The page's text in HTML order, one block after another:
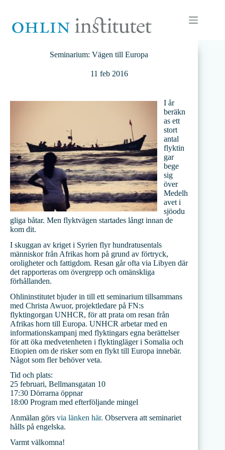
innehåll
Seminarium: Vägen till Europa
11 feb 2016
I år
beräkn
as ett
stort
antal
flyktin
gar
bege
sig
över
Medelh
avet i
sjöodu
gliga båtar. Men flyktvägen startades långt innan de
kom dit.
I skuggan av kriget i Syrien flyr hundratusentals
människor från Afrikas horn på grund av förtryck,
oroligheter och fattigdom. Resan går ofta via Libyen där
det rapporteras om övergrepp och omänskliga
förhållanden.
Ohlininstitutet bjuder in till ett seminarium tillsammans
med Christa Awuor, projektledare på FN:s
flyktingorgan UNHCR, för att prata om resan från
Afrikas horn till Europa. UNHCR arbetar med en
informationskampanj med flyktingars egna berättelser
för att öka medvetenheten i flyktingläger i Somalia och
Etiopien om de risker som en flykt till Europa innebär.
Något som fler behöver veta.
Tid och plats:
25 februari, Bellmansgatan 10
17:30 Dörrarna öppnar
18:00 Program med efterföljande mingel
Anmälan görs via länken här. Observera att seminariet
hålls på engelska.
Varmt välkomna!